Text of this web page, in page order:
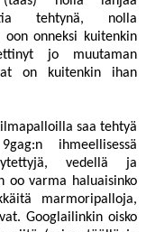
tehtynä, nolla
onneksi kuitenkin
jo muutaman
on kuitenkin ihan
saa tehtyä
9gag:n ihmeellisessä
vedellä ja
oo varma haluaisinko
marmoripalloja,
Googlailinkin oisko